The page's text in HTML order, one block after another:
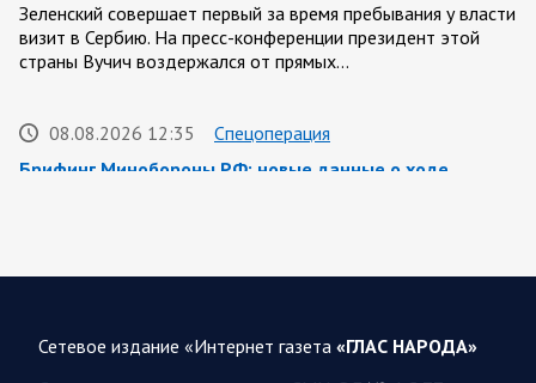
Зеленский совершает первый за время пребывания у власти
визит в Сербию. На пресс-конференции президент этой
страны Вучич воздержался от прямых…
08.08.2026 12:35
Спецоперация
Брифинг Минобороны РФ: новые данные о ходе
представители группировок «Север», «Запад», «Центр»,
Сетевое издание «Интернет газета «ГЛАС НАРОДА»